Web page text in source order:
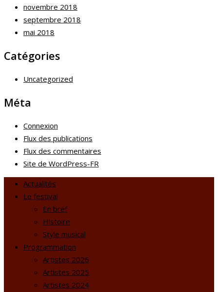
novembre 2018
septembre 2018
mai 2018
Catégories
Uncategorized
Méta
Connexion
Flux des publications
Flux des commentaires
Site de WordPress-FR
Actualités
Le festival
En bref
Histoire
Style musical
Programmation
Artistes 2026
Artistes 2025
Artistes 2024